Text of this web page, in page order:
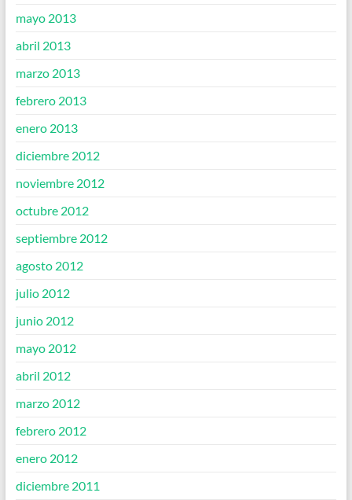
mayo 2013
abril 2013
marzo 2013
febrero 2013
enero 2013
diciembre 2012
noviembre 2012
octubre 2012
septiembre 2012
agosto 2012
julio 2012
junio 2012
mayo 2012
abril 2012
marzo 2012
febrero 2012
enero 2012
diciembre 2011